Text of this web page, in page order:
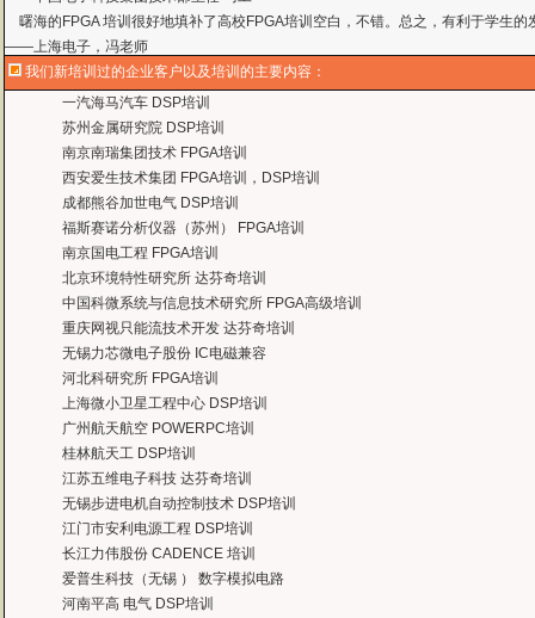
曙海给我们公司提供的Dsp6000培训，符合我们项目的开发要求，解决了很多困
——公安部第三研究所，项目部负责人李先生
MTK培训-我在网上找了很久，就是找不到。在曙海居然有MTK驱动的培训，老
——台湾双扬科技，研发处经理，杨先生
曙海对我们公司的iPhone培训，实验项目很多，确实学到了东西。受益无穷 啊
——台湾欧泽科技,张工
通过参加Symbian培训，再做Symbian相关的项目感觉更加得心应手了，理 论加
——IBM公司，沈经理
有曙海这样的DSP开发培训单位，是教育行业的财富，听了他们的课，茅塞顿开。
——上海医疗器械高等学校，罗老师
曙海的andriod 系统与应用培训完全符合了我公司的要求，达到了我公司培训的
上海贝尔，李工
曙海培训DSP2000的老师，上课思路清晰，口齿清楚，由浅入深，重点突出，培
达到了我们想要的效果，希望继续合作下去。
——中国电子科技集团技术部主任 马工
曙海的FPGA 培训很好地填补了高校FPGA培训空白，不错。总之，有利于学生
——上海电子，冯老师
曙海给我们公司提供的Dsp6000培训，符合我们项目的开发要求，解决了很多困
——公安部第三研究所，项目部负责人李先生
MTK培训-我在网上找了很久，就是找不到。在曙海居然有MTK驱动的培训，老
——台湾双扬科技，研发处经理，杨先生
曙海对我们公司的iPhone培训，实验项目很多，确实学到了东西。受益无穷 啊
——台湾欧泽科技,张工
通过参加Symbian培训，再做Symbian相关的项目感觉更加得心应手了，理 论加
我们新培训过的企业客户以及培训的主要内容：
一汽海马汽车 DSP培训
苏州金属研究院 DSP培训
南京南瑞集团技术 FPGA培训
西安爱生技术集团 FPGA培训，DSP培训
成都熊谷加世电气 DSP培训
福斯赛诺分析仪器（苏州） FPGA培训
南京国电工程 FPGA培训
北京环境特性研究所 达芬奇培训
中国科微系统与信息技术研究所 FPGA高级培训
重庆网视只能流技术开发 达芬奇培训
无锡力芯微电子股份 IC电磁兼容
河北科研究所 FPGA培训
上海微小卫星工程中心 DSP培训
广州航天航空 POWERPC培训
桂林航天工 DSP培训
江苏五维电子科技 达芬奇培训
无锡步进电机自动控制技术 DSP培训
江门市安利电源工程 DSP培训
长江力伟股份 CADENCE 培训
爱普生科技（无锡 ） 数字模拟电路
河南平高 电气 DSP培训